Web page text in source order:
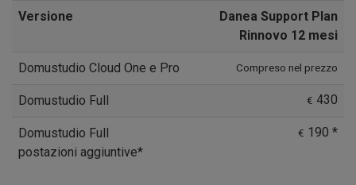
Versione
Danea Support Plan
Rinnovo 12 mesi
Domustudio Cloud One e Pro Compreso nel prezzo
Domustudio Full € 430
Domustudio Full
postazioni aggiuntive*
€ 190 *